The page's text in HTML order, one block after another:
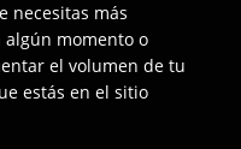
necesitas más
algún momento o
el volumen de tu
estás en el sitio